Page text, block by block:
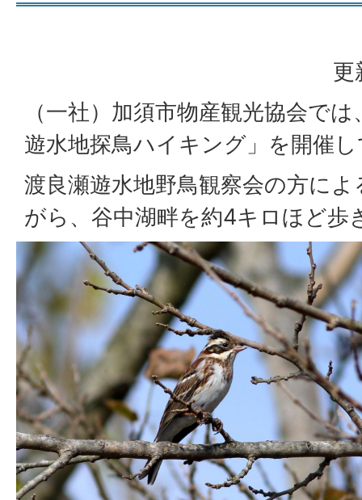
更
（一社）加須市物産観光協会で
遊水地探鳥ハイキング」を開催
渡良瀬遊水地野鳥観察会の方に
がら、谷中湖畔を約4キロほど歩